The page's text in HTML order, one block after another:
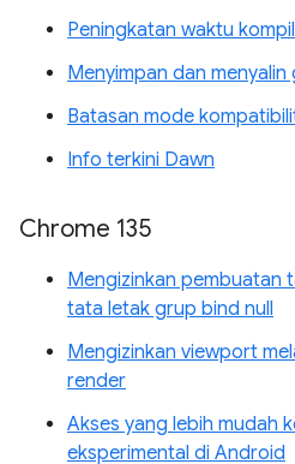
Peningkatan waktu
Menyimpan dan menyalin
Batasan mode
Info terkini Dawn
Chrome 135
Mengizinkan pembuatan
tata letak grup bind null
Mengizinkan viewport
render
Akses yang lebih mudah
eksperimental di Android